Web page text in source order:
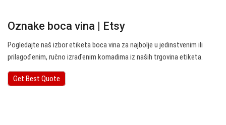
Oznake boca vina | Etsy
Pogledajte naš izbor etiketa boca vina za najbolje u jedinstvenim ili
prilagođenim, ručno izrađenim komadima iz naših trgovina etiketa.
Get Best Quote